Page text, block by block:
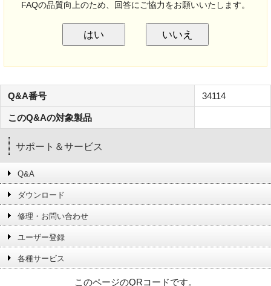
FAQの品質向上のため、回答にご協力をお願いいたします。
はい いいえ
Q&A番号 34114
このQ&Aの対象製品
サポート＆サービス
Q&A
ダウンロード
修理・お問い合わせ
ユーザー登録
各種サービス
このページのQRコードです。